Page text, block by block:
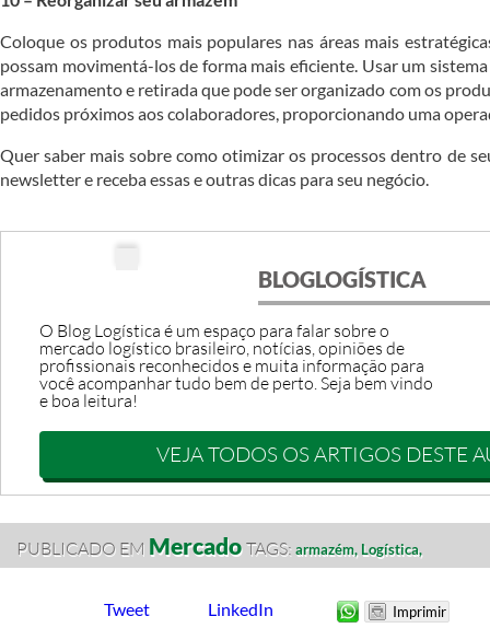
Coloque os produtos mais populares nas áreas mais
possam movimentá-los de forma mais eficiente. Usar um
armazenamento e retirada que pode ser organizado com os
pedidos próximos aos colaboradores, proporcionando uma
Quer saber mais sobre como otimizar os processos dentro de
newsletter e receba essas e outras dicas para seu negócio.
BLOGLOGÍSTICA
O Blog Logística é um espaço para falar sobre o
mercado logístico brasileiro, notícias, opiniões de
profissionais reconhecidos e muita informação para
você acompanhar tudo bem de perto. Seja bem vindo
e boa leitura!
VEJA TODOS OS ARTIGOS DESTE
PUBLICADO EM MercadoTAGS: armazém, Logística,
Tweet LinkedIn